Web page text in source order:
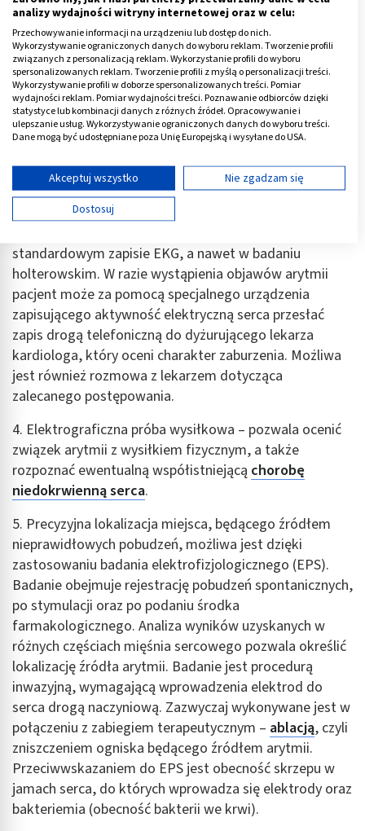
monitorowanie rytmu serca przez 24 godziny na dobę,
w czasie normalnej aktywności pacjenta. Zapis jest
zapisywany na taśmie magnetycznej lub w postaci
cyfrowej, a następnie odczytywany i interpretowany
przez lekarza. Pacjent powinien odnotować wystąpienie
ewentualnych objawów, a także godziny snu i wysiłku
fizycznego; pomaga to ocenić związek zaburzeń rytmu
3. Tele-EKG – pomocne w diagnostyce zaburzeń rytmu,
które mają charakter napadowy i występują dość
standardowym zapisie EKG, a nawet w badaniu
holterowskim. W razie wystąpienia objawów arytmii
pacjent może za pomocą specjalnego urządzenia
zapisującego aktywność elektryczną serca przesłać
zapis drogą telefoniczną do dyżurującego lekarza
kardiologa, który oceni charakter zaburzenia. Możliwa
jest również rozmowa z lekarzem dotycząca
zalecanego postępowania.
4. Elektrograficzna próba wysiłkowa – pozwala ocenić
związek arytmii z wysiłkiem fizycznym, a także
rozpoznać ewentualną współistniejącą chorobę
niedokrwienną serca.
5. Precyzyjna lokalizacja miejsca, będącego źródłem
nieprawidłowych pobudzeń, możliwa jest dzięki
zastosowaniu badania elektrofizjologicznego (EPS).
Badanie obejmuje rejestrację pobudzeń spontanicznych,
po stymulacji oraz po podaniu środka
farmakologicznego. Analiza wyników uzyskanych w
różnych częściach mięśnia sercowego pozwala określić
lokalizację źródła arytmii. Badanie jest procedurą
inwazyjną, wymagającą wprowadzenia elektrod do
serca drogą naczyniową. Zazwyczaj wykonywane jest w
połączeniu z zabiegiem terapeutycznym – ablacją, czyli
zniszczeniem ogniska będącego źródłem arytmii.
Przeciwwskazaniem do EPS jest obecność skrzepu w
jamach serca, do których wprowadza się elektrody oraz
bakteriemia (obecność bakterii we krwi).
analizy wydajności witryny internetowej oraz w celu:
Przechowywanie informacji na urządzeniu lub dostęp do nich.
Wykorzystywanie ograniczonych danych do wyboru reklam. Tworzenie profili
związanych z personalizacją reklam. Wykorzystanie profili do wyboru
spersonalizowanych reklam. Tworzenie profili z myślą o personalizacji treści.
Wykorzystywanie profili w doborze spersonalizowanych treści. Pomiar
wydajności reklam. Pomiar wydajności treści. Poznawanie odbiorców dzięki
statystyce lub kombinacji danych z różnych źródeł. Opracowywanie i
ulepszanie usług. Wykorzystywanie ograniczonych danych do wyboru treści.
Dane mogą być udostępniane poza Unię Europejską i wysyłane do USA.
Wyświetl listę partnerów (11 dostawców IAB)
Używamy Twoich danych w następujących celach:
Cele przetwarzania IAB:
dostęp do nich
Wykorzystywanie ograniczonych danych do
wyboru reklam
Tworzenie profili w celu spersonalizowanych
reklam
Wykorzystanie profili do wyboru
spersonalizowanych reklam
Tworzenie profili w celu personalizacji treści
Wykorzystywanie profili w celu doboru
spersonalizowanych treści
Pomiar efektywności treści
Rozumienie odbiorców dzięki statystyce lub
kombinacji danych z różnych źródeł
Rozwój i ulepszanie usług
Wykorzystywanie ograniczonych danych do
wyboru treści
Funkcje specjalne IAB:
Użycie dokładnych danych geolokalizacyjnych
Identyfikowanie urządzeń na podstawie
aktywnie żądanych informacji
Cele przetwarzania inne niż IAB:
Akceptuj wszystko
Nie zgadzam się
Dostosuj